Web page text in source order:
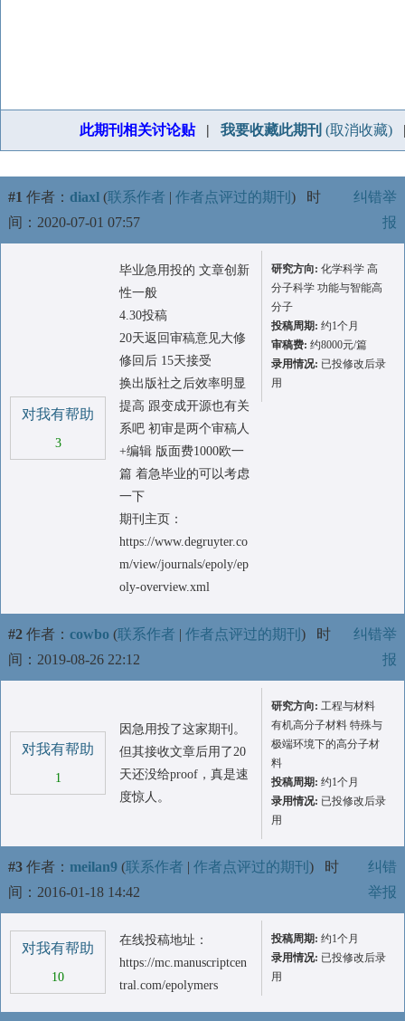
此期刊相关讨论贴| 我要收藏此期刊 (取消收藏)
#1 作者： diaxl (联系作者 | 作者点评过的期刊 ) 时
间：2020-07-01 07:57
纠错举
报
对我有帮助
3
毕业急用投的 文章创新
性一般
4.30投稿
20天返回审稿意见大修
修回后 15天接受
换出版社之后效率明显
提高 跟变成开源也有关
系吧 初审是两个审稿人
+编辑 版面费1000欧一
篇 着急毕业的可以考虑
一下
期刊主页：
https://www.degruyter.co
m/view/journals/epoly/ep
oly-overview.xml
研究方向: 化学科学 高
分子科学 功能与智能高
分子
投稿周期: 约1个月
审稿费: 约8000元/篇
录用情况: 已投修改后录
用
#2 作者： cowbo (联系作者 | 作者点评过的期刊 ) 时
间：2019-08-26 22:12
纠错举
报
对我有帮助
1
因急用投了这家期刊。
但其接收文章后用了20
天还没给proof，真是速
度惊人。
研究方向: 工程与材料
有机高分子材料 特殊与
极端环境下的高分子材
料
投稿周期: 约1个月
录用情况: 已投修改后录
用
#3 作者： meilan9 (联系作者 | 作者点评过的期刊 ) 时
间：2016-01-18 14:42
纠错
举报
对我有帮助
10
在线投稿地址：
https://mc.manuscriptcen
tral.com/epolymers
投稿周期: 约1个月
录用情况: 已投修改后录
用